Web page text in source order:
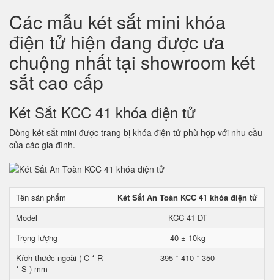
Các mẫu két sắt mini khóa
điện tử hiện đang được ưa
chuộng nhất tại showroom két
sắt cao cấp
Két Sắt KCC 41 khóa điện tử
Dòng két sắt mini được trang bị khóa điện tử phù hợp với nhu cầu
của các gia đình.
Tên sản phẩm
Két Sắt An Toàn KCC 41 khóa điện tử
Model
KCC 41 DT
Trọng lượng
40 ± 10kg
Kích thước ngoài ( C * R
* S ) mm
395 * 410 * 350